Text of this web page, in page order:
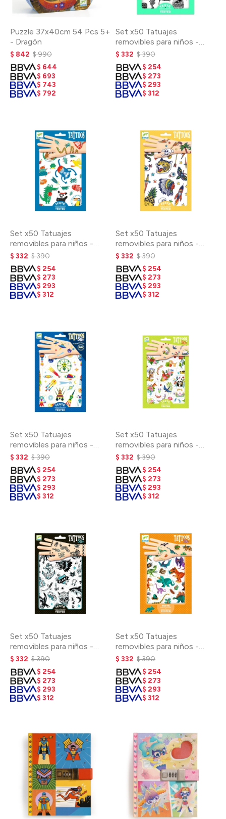
Puzzle 37x40cm 54 Pcs 5+
- Dragón
$ 842 $990
$ 644
$ 693
$ 743
$ 792
Set x50 Tatuajes
removibles para niños -
Polynesia
$ 332 $390
$ 254
$ 273
$ 293
$ 312
Set x50 Tatuajes
removibles para niños -
Animales
$ 332 $390
$ 254
$ 273
$ 293
$ 312
Set x50 Tatuajes
removibles para niños -
Bang Bang
$ 332 $390
$ 254
$ 273
$ 293
$ 312
Set x50 Tatuajes
removibles para niños -
Espacio
$ 332 $390
$ 254
$ 273
$ 293
$ 312
Set x50 Tatuajes
removibles para niños -
Primavera
$ 332 $390
$ 254
$ 273
$ 293
$ 312
Set x50 Tatuajes
removibles para niños -
Dark Side
$ 332 $390
$ 254
$ 273
$ 293
$ 312
Set x50 Tatuajes
removibles para niños -
Dinos
$ 332 $390
$ 254
$ 273
$ 293
$ 312